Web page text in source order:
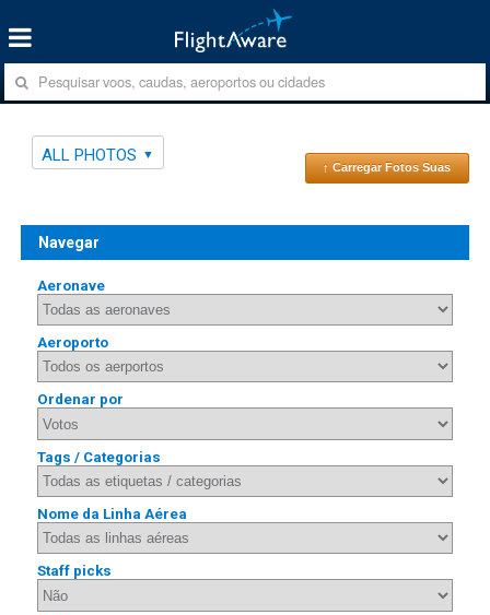
ALL PHOTOS
↑ Carregar Fotos Suas
Navegar
Aeronave
Aeroporto
Ordenar por
Tags / Categorias
Nome da Linha Aérea
Staff picks